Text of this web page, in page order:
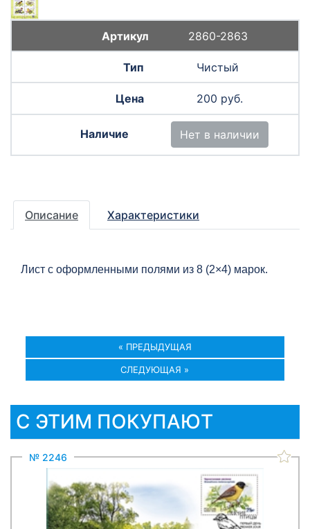
2860-2863
Чистый
200 руб.
Нет в наличии
Описание Характеристики
Лист с оформленными полями из 8 (2×4) марок.
« ПРЕДЫДУЩАЯ
СЛЕДУЮЩАЯ »
С ЭТИМ ПОКУПАЮТ
№ 2246